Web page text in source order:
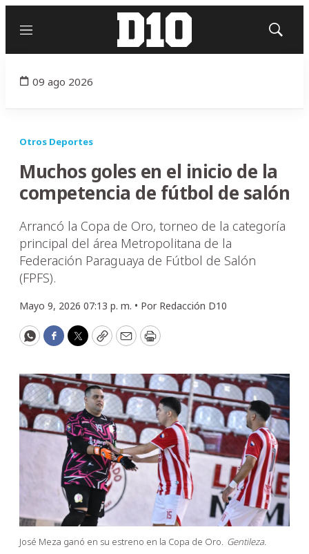
Menú
Mostrar
09 ago 2026
Otros Deportes
Muchos goles en el inicio de la
competencia de fútbol de salón
Arrancó la Copa de Oro, torneo de la categoría
principal del área Metropolitana de la
Federación Paraguaya de Fútbol de Salón
(FPFS).
Mayo 9, 2026 07:13 p. m. • Por Redacción D10
WhatsApp
Facebook
Twitter
CopyEmailPrint
José Meza ganó en su estreno en la Copa de Oro. Gentileza.